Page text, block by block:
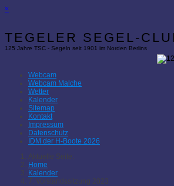
×
TEGELER SEGEL-
125 Jahre TSC - Segeln seit 1901 im Norden Berlins
Webcam
Webcam Malche
Wetter
Kalender
Sitemap
Kontakt
Impressum
Datenschutz
IDM der H-Boote 2026
Aktuelle Seite:
Home
Kalender
7. Vorstandssitzung 2023